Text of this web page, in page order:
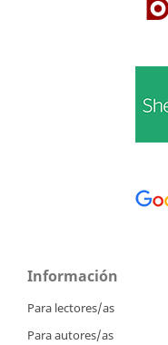
Información
Para lectores/as
Para autores/as